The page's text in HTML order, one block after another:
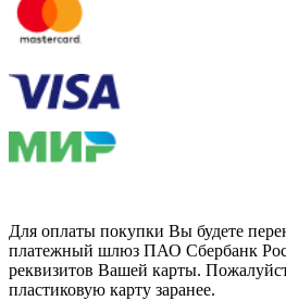
Для оплаты покупки Вы будете
платежный шлюз ПАО Сбербанк
реквизитов Вашей карты.
пластиковую карту заранее.